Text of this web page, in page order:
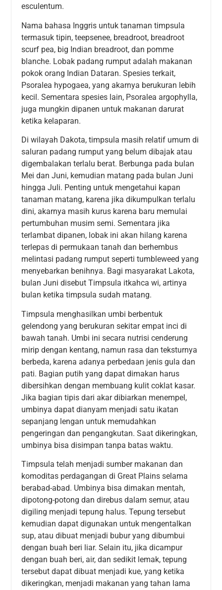
esculentum.
Nama bahasa Inggris untuk tanaman timpsula
termasuk tipin, teepsenee, breadroot, breadroot
scurf pea, big Indian breadroot, dan pomme
blanche. Lobak padang rumput adalah makanan
pokok orang Indian Dataran. Spesies terkait,
Psoralea hypogaea, yang akarnya berukuran lebih
kecil. Sementara spesies lain, Psoralea argophylla,
juga mungkin dipanen untuk makanan darurat
ketika kelaparan.
Di wilayah Dakota, timpsula masih relatif umum di
saluran padang rumput yang belum dibajak atau
digembalakan terlalu berat. Berbunga pada bulan
Mei dan Juni, kemudian matang pada bulan Juni
hingga Juli. Penting untuk mengetahui kapan
tanaman matang, karena jika dikumpulkan terlalu
dini, akarnya masih kurus karena baru memulai
pertumbuhan musim semi. Sementara jika
terlambat dipanen, lobak ini akan hilang karena
terlepas di permukaan tanah dan berhembus
melintasi padang rumput seperti tumbleweed yang
menyebarkan benihnya. Bagi masyarakat Lakota,
bulan Juni disebut Timpsula itkahca wi, artinya
bulan ketika timpsula sudah matang.
Timpsula menghasilkan umbi berbentuk
gelendong yang berukuran sekitar empat inci di
bawah tanah. Umbi ini secara nutrisi cenderung
mirip dengan kentang, namun rasa dan teksturnya
berbeda, karena adanya perbedaan jenis gula dan
pati. Bagian putih yang dapat dimakan harus
dibersihkan dengan membuang kulit coklat kasar.
Jika bagian tipis dari akar dibiarkan menempel,
umbinya dapat dianyam menjadi satu ikatan
sepanjang lengan untuk memudahkan
pengeringan dan pengangkutan. Saat dikeringkan,
umbinya bisa disimpan tanpa batas waktu.
Timpsula telah menjadi sumber makanan dan
komoditas perdagangan di Great Plains selama
berabad-abad. Umbinya bisa dimakan mentah,
dipotong-potong dan direbus dalam semur, atau
digiling menjadi tepung halus. Tepung tersebut
kemudian dapat digunakan untuk mengentalkan
sup, atau dibuat menjadi bubur yang dibumbui
dengan buah beri liar. Selain itu, jika dicampur
dengan buah beri, air, dan sedikit lemak, tepung
tersebut dapat dibuat menjadi kue, yang ketika
dikeringkan, menjadi makanan yang tahan lama